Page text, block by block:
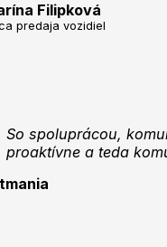
Filipková
predaja vozidiel
So spoluprácou,
proaktívne a teda